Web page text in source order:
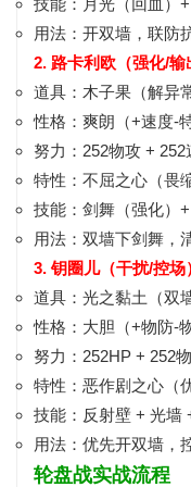
技能： 月光（回血）
用法： 开双墙 ，联防
2. 路卡利欧（强化/输
道具： 木子果（解异
性格： 爽朗（+速度-
努力： 252物攻 +
特性： 不屈之心（畏
技能： 剑舞（强化）
用法： 双墙下剑舞 ，
3. 钥圈儿（干扰/控场
道具： 光之黏土（双
性格： 大胆（+物防-
努力： 252HP + 252
特性： 恶作剧之心（
技能： 反射壁 + 光墙
用法： 优先开双墙 ，
轮盘战实战流程